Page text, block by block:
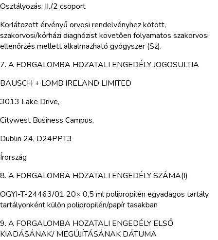
Osztályozás: II./2 csoport
Korlátozott érvényű orvosi rendelvényhez kötött,
szakorvosi/kórházi diagnózist követően folyamatos szakorvosi
ellenőrzés mellett alkalmazható gyógyszer (Sz).
7. A FORGALOMBA HOZATALI ENGEDÉLY JOGOSULTJA
BAUSCH + LOMB IRELAND LIMITED
3013 Lake Drive,
Citywest Business Campus,
Dublin 24, D24PPT3
Írország
8. A FORGALOMBA HOZATALI ENGEDÉLY SZÁMA(I)
OGYI-T-24463/01 20× 0,5 ml polipropilén egyadagos tartály,
tartályonként külön polipropilén/papír tasakban
9. A FORGALOMBA HOZATALI ENGEDÉLY ELSŐ
KIADÁSÁNAK/ MEGÚJÍTÁSÁNAK DÁTUMA